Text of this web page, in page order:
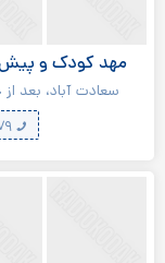
مهد کودک و پیش
سعادت آباد، بعد